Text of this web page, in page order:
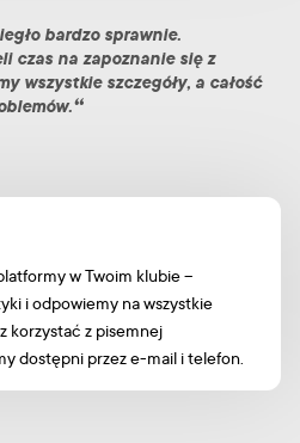
bardzo sprawnie.
czas na zapoznanie się z
wszystkie szczegóły, a całość
w Twoim klubie –
i odpowiemy na wszystkie
korzystać z pisemnej
dostępni przez e-mail i telefon.